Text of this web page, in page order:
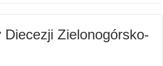
Diecezji Zielonogórsko-